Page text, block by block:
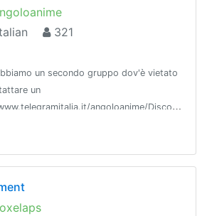
321
un secondo gruppo dov'è vietato
un
angoloanime/Discord: